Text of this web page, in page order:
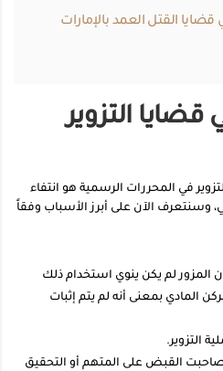
قضايا القتل العمد بالإمارات
قضايا التزوير
في المحررات الرسمية هو انتفاء
وسنتعرف الآن على أبرز الأسباب وفقاً
المزور لم يكن ينوي استخدام ذلك
المادي بمعنى أنه لم يتم إثبات
التزوير.
القبض على المتهم أو التحقيق